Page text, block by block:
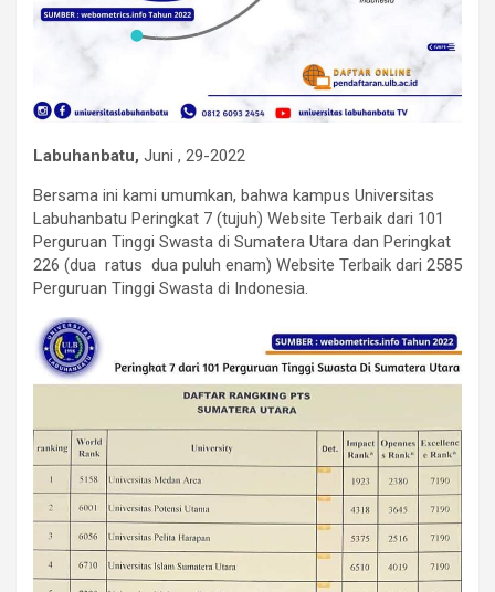
Labuhanbatu, Juni , 29-2022
Bersama ini kami umumkan, bahwa kampus Universitas
Labuhanbatu Peringkat 7 (tujuh) Website Terbaik dari 101
Perguruan Tinggi Swasta di Sumatera Utara dan Peringkat
226 (dua ratus dua puluh enam) Website Terbaik dari 2585
Perguruan Tinggi Swasta di Indonesia.